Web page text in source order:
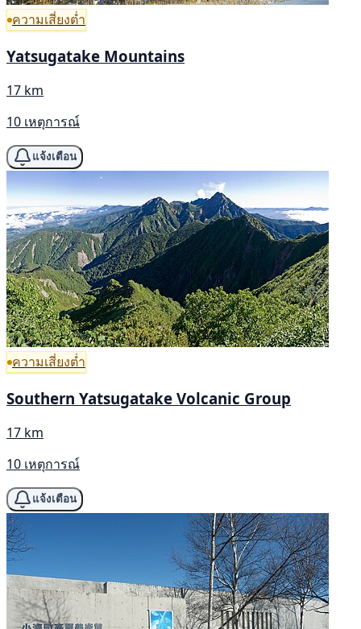
ความเสี่ยงต่ำ
Yatsugatake Mountains
17 km
10 เหตุการณ์
แจ้งเตือน
ความเสี่ยงต่ำ
Southern Yatsugatake Volcanic Group
17 km
10 เหตุการณ์
แจ้งเตือน